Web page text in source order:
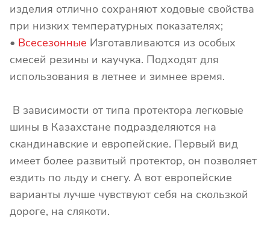
изделия отлично сохраняют ходовые свойства
при низких температурных показателях;
• Всесезонные Изготавливаются из особых
смесей резины и каучука. Подходят для
использования в летнее и зимнее время.
В зависимости от типа протектора легковые
шины в Казахстане подразделяются на
скандинавские и европейские. Первый вид
имеет более развитый протектор, он позволяет
ездить по льду и снегу. А вот европейские
варианты лучше чувствуют себя на скользкой
дороге, на слякоти.